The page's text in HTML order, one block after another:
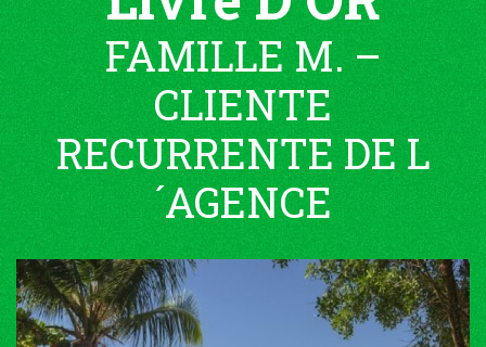
FAMILLE M. –
CLIENTE
RECURRENTE DE L
´AGENCE